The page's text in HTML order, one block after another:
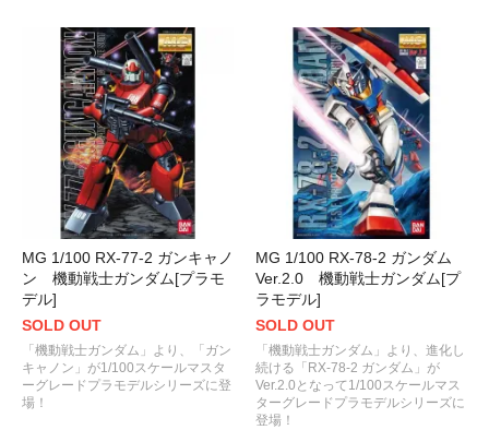
MG 1/100 RX-77-2 ガンキャノ
ン 機動戦士ガンダム[プラモ
デル]
SOLD OUT
「機動戦士ガンダム」より、「ガン
キャノン」が1/100スケールマスタ
ーグレードプラモデルシリーズに登
場！
MG 1/100 RX-78-2 ガンダム
Ver.2.0 機動戦士ガンダム[プ
ラモデル]
SOLD OUT
「機動戦士ガンダム」より、進化し
続ける「RX-78-2 ガンダム」が
Ver.2.0となって1/100スケールマス
ターグレードプラモデルシリーズに
登場！